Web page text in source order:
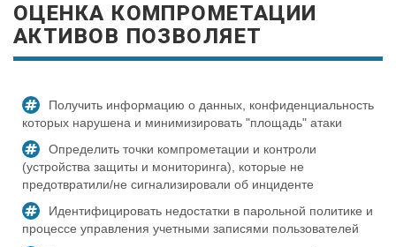
ОЦЕНКА КОМПРОМЕТАЦИИ
АКТИВОВ ПОЗВОЛЯЕТ
Получить информацию о данных, конфиденциальность
которых нарушена и минимизировать "площадь" атаки
Определить точки компрометации и контроли
(устройства защиты и мониторинга), которые не
предотвратили/не сигнализировали об инциденте
Идентифицировать недостатки в парольной политике и
процессе управления учетными записями пользователей